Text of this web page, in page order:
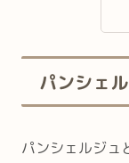
パンシェ
パンシェルジュ